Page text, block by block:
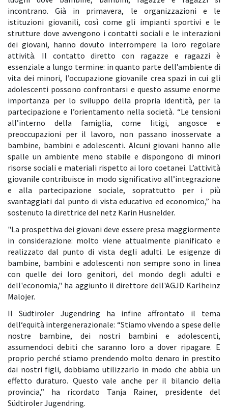
incontrano. Già in primavera, le organizzazioni e le
istituzioni giovanili, così come gli impianti sportivi e le
strutture dove avvengono i contatti sociali e le interazioni
dei giovani, hanno dovuto interrompere la loro regolare
attività. Il contatto diretto con ragazze e ragazzi è
essenziale a lungo termine: in quanto parte dell’ambiente di
vita dei minori, l’occupazione giovanile crea spazi in cui gli
adolescenti possono confrontarsi e questo assume enorme
importanza per lo sviluppo della propria identità, per la
partecipazione e l’orientamento nella società. “Le tensioni
all’interno della famiglia, come litigi, angosce e
preoccupazioni per il lavoro, non passano inosservate a
bambine, bambini e adolescenti. Alcuni giovani hanno alle
spalle un ambiente meno stabile e dispongono di minori
risorse sociali e materiali rispetto ai loro coetanei. L’attività
giovanile contribuisce in modo significativo all’integrazione
e alla partecipazione sociale, soprattutto per i più
svantaggiati dal punto di vista educativo ed economico,” ha
sostenuto la direttrice del netz Karin Husnelder.
"La prospettiva dei giovani deve essere presa maggiormente
in considerazione: molto viene attualmente pianificato e
realizzato dal punto di vista degli adulti. Le esigenze di
bambine, bambini e adolescenti non sempre sono in linea
con quelle dei loro genitori, del mondo degli adulti e
dell'economia," ha aggiunto il direttore dell'AGJD Karlheinz
Malojer.
Il Südtiroler Jugendring ha infine affrontato il tema
dell‘equità intergenerazionale: “Stiamo vivendo a spese delle
nostre bambine, dei nostri bambini e adolescenti,
assumendoci debiti che saranno loro a dover ripagare. E
proprio perché stiamo prendendo molto denaro in prestito
dai nostri figli, dobbiamo utilizzarlo in modo che abbia un
effetto duraturo. Questo vale anche per il bilancio della
provincia,” ha ricordato Tanja Rainer, presidente del
Südtiroler Jugendring.